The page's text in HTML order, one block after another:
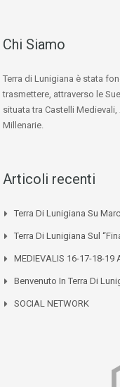
Chi Siamo
Terra di Lunigiana è stata
trasmettere, attraverso le
situata tra Castelli
Millenarie.
Articoli recenti
Terra Di Lunigiana Su
Terra Di Lunigiana Sul
MEDIEVALIS 16-17-18-19
Benvenuto In Terra Di
SOCIAL NETWORK